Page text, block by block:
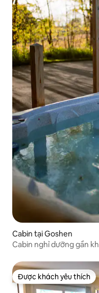
Cabin tại Goshen
Cabin nghỉ dưỡng gần
Được khách yêu thích
Được khách yêu thích